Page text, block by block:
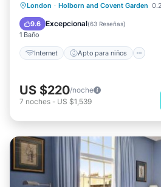
London · Holborn and Covent Garden
9.6 Excepcional(63 Reseñas)
1 Baño
Internet Apto para niños
Internet
Apto para niños
Accesibilidad
US $220/noche
7 noches - US $1,539